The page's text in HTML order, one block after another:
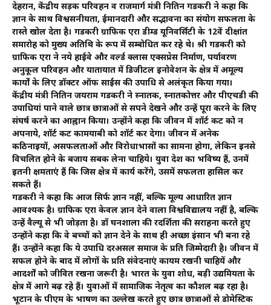
देहरादून, केंद्रीय सड़क परिवहन व राजमार्ग मंत्री नितिन गडकरी ने कहा कि
ज्ञान के साथ विश्वसनीयता, ईमानदारी और सद्भावना का संयोग सफलता के
रास्ते खोल देता है। गडकरी ग्राफिक एरा डीम्ड यूनिवर्सिटी के 12वें दीक्षांत
समारोह को मुख्य अतिथि के रूप में सम्बोधित कर रहे थे। श्री गडकरी को
ग्राफिक एरा ने नये हाईवे और वर्ल्ड क्लास एक्सप्रेस निर्माण, पर्यावरण
अनुकूल परिवहन और यातायात में डिजीटल इनोवेशन के क्षेत्र में अमूल्य
कार्यों के लिए डॉक्टर ऑफ साईंस की उपाधि से अलंकृत किया गया।
केंद्रीय मंत्री नितिन जयराम गडकरी ने स्नातक, स्नातकोत्तर और पीएचडी की
उपाधियां पाने वाले छात्र छात्राओं से सपने देखने और उन्हें पूरा करने के लिए
संघर्ष करने का आह्वान किया। उन्होंने कहा कि जीवन में शॉर्ट कट को न
अपनाये, शॉर्ट कट कामयाबी को शॉर्ट कर देगा। जीवन में अनेक
कठिनाइयों, असफलताओं और विरोधाभासों का सामना होगा, लेकिन इनसे
विचलित होने के बजाय सबक लेना चाहिये। युवा देश का भविष्य हैं, उनमें
इतनी क्षमताएं हैं कि जिस क्षेत्र में कार्य करेंगे, उसमें सफलता हासिल कर
सकते हैं।
गडकरी ने कहा कि आज सिर्फ ज्ञान नहीं, बल्कि मूल्य आधारित ज्ञान
आवश्यक है। ग्राफिक एरा केवल ज्ञान देने वाला विश्वविद्यालय नहीं है, बल्कि
उन्हें वैल्यू से भी जोड़ता है। डॉ घनशाला की दूरदर्शिता की सराहना करते हुए
उन्होंने कहा कि वे बच्चों को ज्ञान देने के साथ ही अच्छा इंसान भी बना रहे
हैं। उन्होंने कहा कि ये उपाधि दरअसल समाज के प्रति जिम्मेदारी है। जीवन में
सफल होने के बाद में लोगों के प्रति संवेदनाएं कायम रखनी चाहियें और
आदर्शों को जीवित रखना जरूरी है। भारत के युवा शोध, बड़ी उद्यमियता के
क्षेत्र में आगे बढ़ रहे हैं। युवाओं में सामाजिक नेतृत्व का कौशल बढ़ रहा है।
भूटान के पीएम के भाषण का उल्लेख करते हुए छात्र छात्राओं से डोमेस्टिक